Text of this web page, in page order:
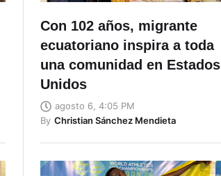
Con 102 años, migrante
ecuatoriano inspira a toda
una comunidad en Estados
Unidos
agosto 6, 4:05 PM
By Christian Sánchez Mendieta